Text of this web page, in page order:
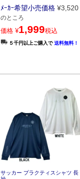
ﾒｰｶｰ希望小売価格 ¥3,520
のところ
価格 ¥1,999税込
５千円以上ご購入で送料無料！
サッカー プラクティスシャツ 長